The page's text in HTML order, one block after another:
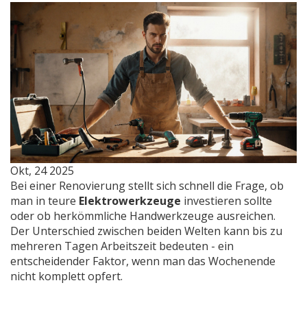
Okt, 24 2025
Bei einer Renovierung stellt sich schnell die Frage, ob
man in teure Elektrowerkzeuge investieren sollte
oder ob herkömmliche Handwerkzeuge ausreichen.
Der Unterschied zwischen beiden Welten kann bis zu
mehreren Tagen Arbeitszeit bedeuten - ein
entscheidender Faktor, wenn man das Wochenende
nicht komplett opfert.